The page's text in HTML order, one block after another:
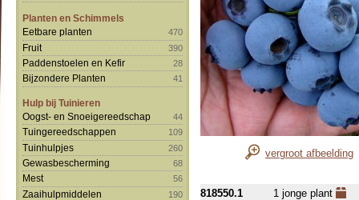
Planten en Schimmels
Eetbare planten
470
Fruit 390
Paddenstoelen en Kefir 28
Bijzondere Planten 41
Hulp bij Tuinieren
Oogst- en Snoeigereedschap
44
Tuingereedschappen 109
Tuinhulpjes 260
Gewasbescherming 68
Mest 56
Zaaihulpmiddelen 190
vergroot afbeelding
818550.1
1 jonge plant